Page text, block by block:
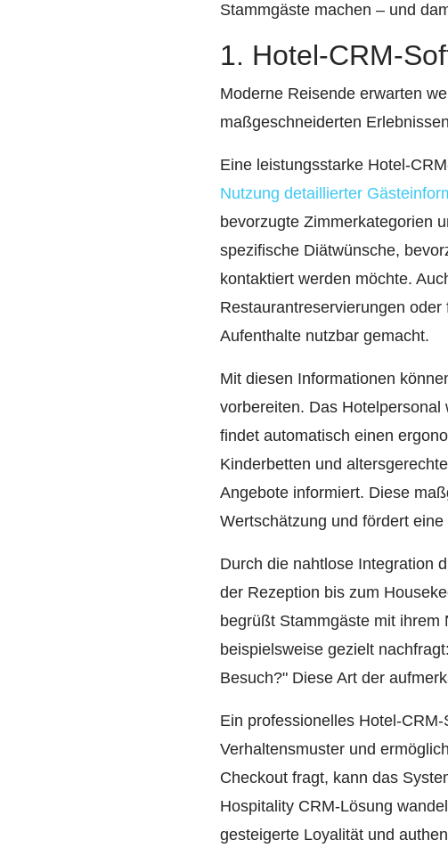
Stammgäste machen – und
1. Hotel-CRM-
Moderne Reisende erwarten
maßgeschneiderten
Eine leistungsstarke Hotel-
Nutzung detaillierter
bevorzugte Zimmerkategorien
spezifische Diätwünsche,
kontaktiert werden möchte.
Restaurantreservierungen
Aufenthalte nutzbar gemacht.
Mit diesen Informationen
vorbereiten. Das
findet automatisch einen
Kinderbetten und
Angebote informiert. Diese
Wertschätzung und fördert
Durch die nahtlose Integration
der Rezeption bis zum
begrüßt Stammgäste mit
beispielsweise gezielt
Besuch?" Diese Art der
Ein professionelles Hotel-
Verhaltensmuster und
Checkout fragt, kann das
Hospitality CRM-Lösung
gesteigerte Loyalität und